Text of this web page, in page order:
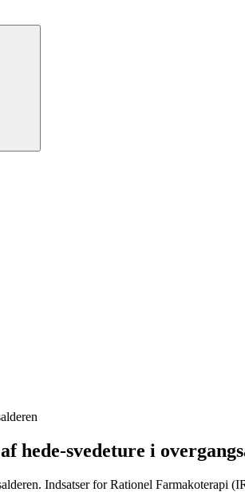
hede-svedeture i
Indsatser for Rationel Farmakoterapi